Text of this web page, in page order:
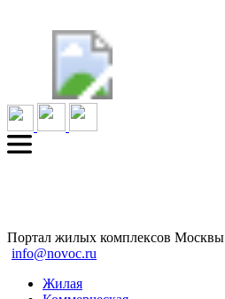
Портал жилых комплексов Москвы
info@novoc.ru
Жилая